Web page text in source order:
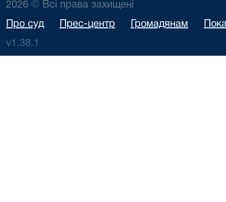
2026 © Всі права захищені
Про суд Прес-центр Громадянам
v1.38.1